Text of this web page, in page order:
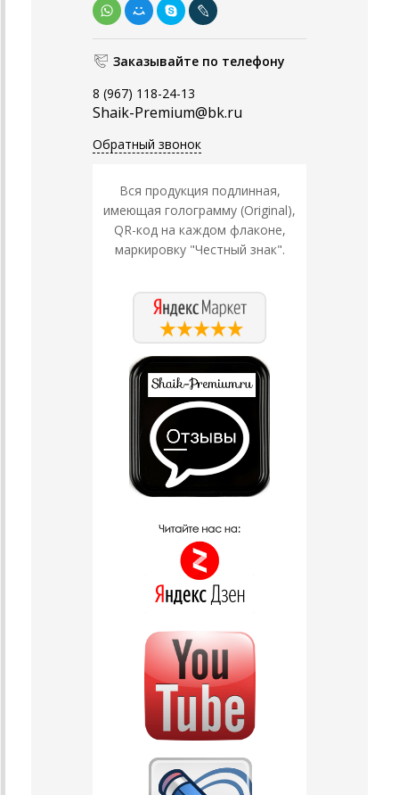
Заказывайте по телефону
8 (967) 118-24-13
Shaik-Premium@bk.ru
Обратный звонок
Вся продукция подлинная,
имеющая голограмму (Original),
QR-код на каждом флаконе,
маркировку "Честный знак".